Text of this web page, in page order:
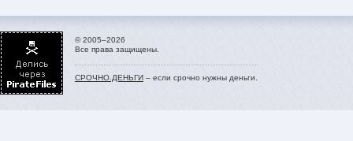
© 2005–2026
Все права защищены.
СРОЧНО.ДЕНЬГИ – если срочно нужны деньги.